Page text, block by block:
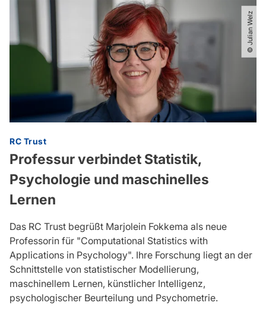
© Julian Welz
RC Trust
Professur verbindet Statistik,
Psychologie und maschinelles
Lernen
Das RC Trust begrüßt Marjolein Fokkema als neue
Professorin für "Computational Statistics with
Applications in Psychology". Ihre Forschung liegt an der
Schnittstelle von statistischer Modellierung,
maschinellem Lernen, künstlicher Intelligenz,
psychologischer Beurteilung und Psychometrie.